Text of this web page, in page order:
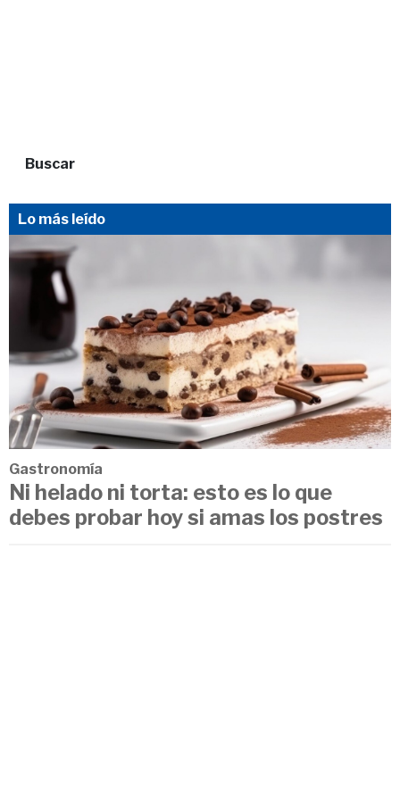
Buscar
Lo más leído
Gastronomía
Ni helado ni torta: esto es lo que
debes probar hoy si amas los postres